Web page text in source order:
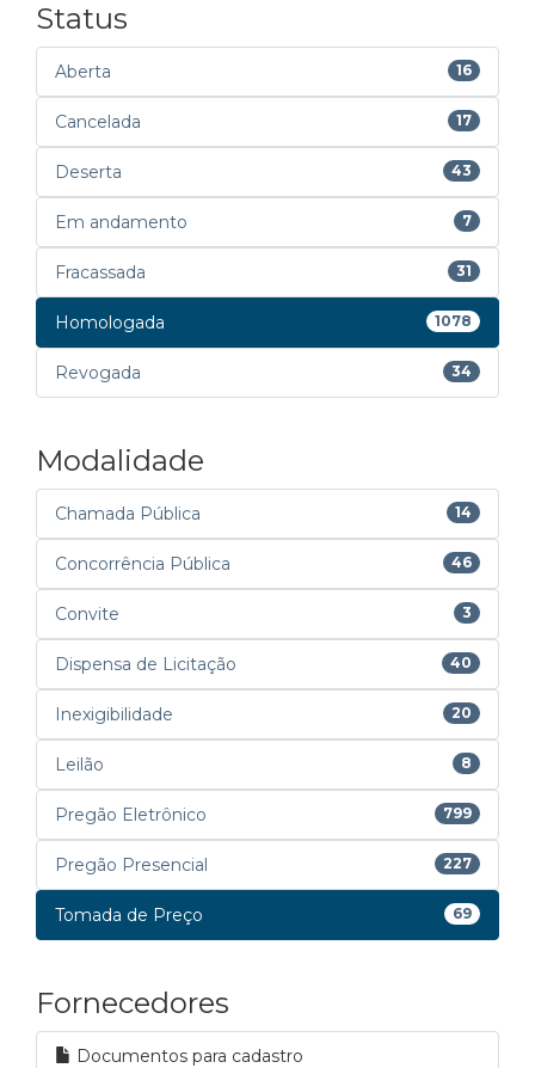
Status
Aberta 16
Cancelada 17
Deserta 43
Em andamento 7
Fracassada 31
Homologada 1078
Revogada 34
Modalidade
Chamada Pública 14
Concorrência Pública 46
Convite 3
Dispensa de Licitação 40
Inexigibilidade 20
Leilão 8
Pregão Eletrônico 799
Pregão Presencial 227
Tomada de Preço 69
Fornecedores
Documentos para cadastro